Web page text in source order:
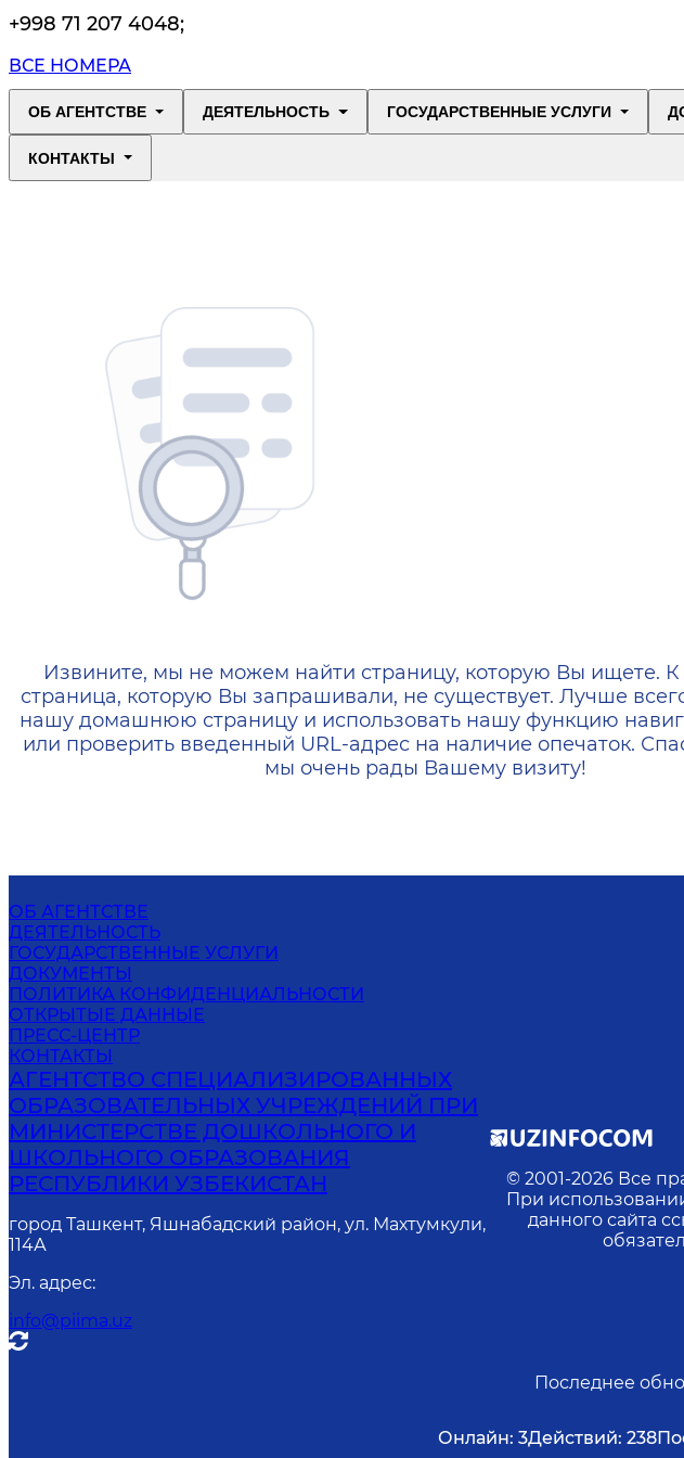
+998 71 207 4048;
ВСЕ НОМЕРА
ОБ АГЕНТСТВЕ ДЕЯТЕЛЬНОСТЬ ГОСУДАРСТВЕННЫЕ УСЛУГИ
КОНТАКТЫ
404 — Страница не найдена
Извините, мы не можем найти страницу, которую Вы ищете.
страница, которую Вы запрашивали, не существует. Лучше
нашу домашнюю страницу и использовать нашу функцию
или проверить введенный URL-адрес на наличие опечаток.
мы очень рады Вашему визиту!
ОБ АГЕНТСТВЕ
ДЕЯТЕЛЬНОСТЬ
ГОСУДАРСТВЕННЫЕ УСЛУГИ
ДОКУМЕНТЫ
ПОЛИТИКА КОНФИДЕНЦИАЛЬНОСТИ
ОТКРЫТЫЕ ДАННЫЕ
ПРЕСС-ЦЕНТР
КОНТАКТЫ
АГЕНТСТВО СПЕЦИАЛИЗИРОВАННЫХ
ОБРАЗОВАТЕЛЬНЫХ УЧРЕЖДЕНИЙ ПРИ
МИНИСТЕРСТВЕ ДОШКОЛЬНОГО И
ШКОЛЬНОГО ОБРАЗОВАНИЯ
РЕСПУБЛИКИ УЗБЕКИСТАН
город Ташкент, Яшнабадский район, ул. Махтумкули,
114А
Эл. адрес:
info@piima.uz
© 2001-2026 Все
При
данного сайта
Последнее
Онлайн: 3Действий: 238